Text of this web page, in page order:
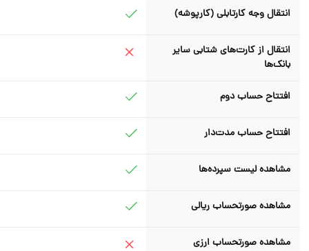
انتقال وجه کارتابلی (کارپوشه)
انتقال از کارت‌های شتابی سایر
بانک‌ها
افتتاح حساب دوم
افتتاح حساب مدت‌دار
مشاهده لیست سپرده‌ها
مشاهده صورتحساب ریالی
مشاهده صورتحساب ارزی